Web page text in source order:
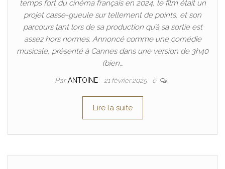
temps fort du cinéma français en 2024, le film était un
projet casse-gueule sur tellement de points, et son
parcours tant lors de sa production qu’à sa sortie est
assez hors normes. Annoncé comme une comédie
musicale, présenté à Cannes dans une version de 3h40
(bien…
ParANTOINE 21 février 2025 0
Lire la suite